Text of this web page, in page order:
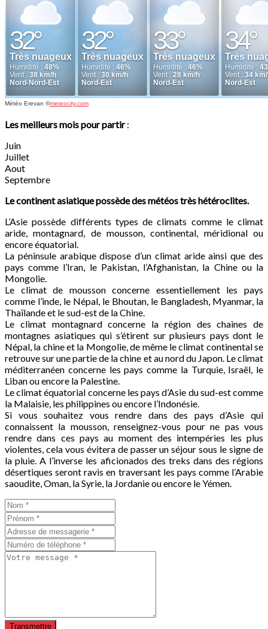
Météo Erevan ©meteocity.com
Les meilleurs mois pour partir:
Juin
Juillet
Aout
Septembre
Le continent asiatique possède des météos très hétéroclites.
L’Asie possède différents types de climats comme le climat
aride, montagnard, de mousson, continental, méridional ou
encore équatorial.
La péninsule arabique dispose d’un climat aride ainsi que des
pays comme l’Iran, le Pakistan, l’Afghanistan, la Chine ou la
Mongolie.
Le climat de mousson concerne essentiellement les pays
comme l’inde, le Népal, le Bhoutan, le Bangladesh, Myanmar, la
Thaïlande et le sud-est de la Chine.
Le climat montagnard concerne la région des chaines de
montagnes asiatiques qui s’étirent sur plusieurs pays dont le
Népal, la chine et la Mongolie, de même le climat continental se
retrouve sur une partie de la chine et au nord du Japon. Le climat
méditerranéen concerne les pays comme la Turquie, Israël, le
Liban ou encore la Palestine.
Le climat équatorial concerne les pays d’Asie du sud-est comme
la Malaisie, les philippines ou encore l’Indonésie.
Si vous souhaitez vous rendre dans des pays d’Asie qui
connaissent la mousson, renseignez-vous pour ne pas vous
rendre dans ces pays au moment des intempéries les plus
violentes, cela vous évitera de passer un séjour sous le signe de
la pluie. A l’inverse les aficionados des treks dans des régions
désertiques seront ravis en traversant les pays comme l’Arabie
saoudite, Oman, la Syrie, la Jordanie ou encore le Yémen.